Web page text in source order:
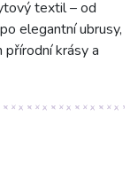
textil – od
elegantní ubrusy,
krásy a